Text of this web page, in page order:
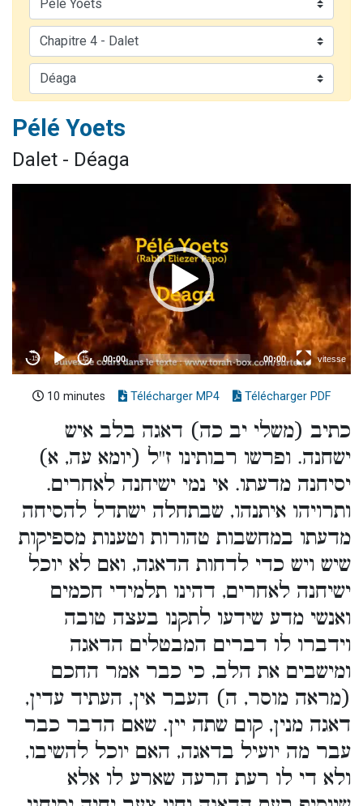
Il reste 49 places pour étudier en groupe sur Zoom
12 nouvelles musiques dans Torah-Box Music
Pélé Yoets
Dalet - Déaga
10 minutes Télécharger MP4 Télécharger PDF
כתיב (משלי יב כה) דאגה בלב איש
ישחנה. ופרשו רבותינו ז''ל (יומא עה, א)
יסיחנה מדעתו. אי נמי ישיחנה לאחרים.
ותרויהו איתנהו, שבתחלה ישתדל להסיחה
מדעתו במחשבות טהורות וטענות מספיקות
שיש ויש כדי לדחות הדאגה, ואם לא יוכל
ישיחנה לאחרים, דהינו תלמידי חכמים
ואנשי מדע שידעו לתקנו בעצה טובה
וידברו לו דברים המבטלים הדאגה
ומישבים את הלב, כי כבר אמר החכם
(מראה מוסר, ה) העבר אין, העתיד עדין,
דאגה מנין, קום שתה יין. שאם הדבר כבר
עבר מה יועיל בדאגה, האם יוכל להשיבו,
ולא די לו רעת הרעה שארע לו אלא